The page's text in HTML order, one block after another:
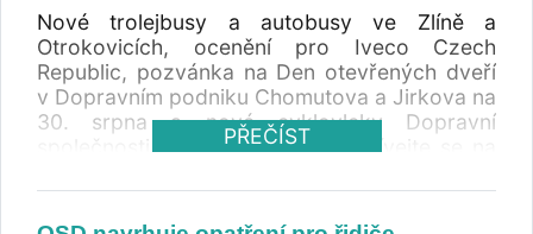
Nové trolejbusy a autobusy ve Zlíně a
Otrokovicích, ocenění pro Iveco Czech
Republic, pozvánka na Den otevřených dveří
v Dopravním podniku Chomutova a Jirkova na
30. srpna a nové cyklovleky Dopravní
společnosti Ústeckého kraje. Podívejte se na
PŘEČÍST